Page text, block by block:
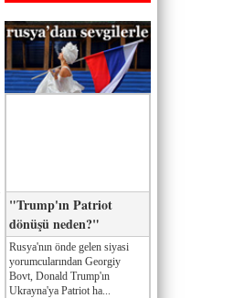
"Trump'ın Patriot
dönüşü neden?"
Rusya'nın önde gelen siyasi
yorumcularından Georgiy
Bovt, Donald Trump'ın
Ukrayna'ya Patriot ha...